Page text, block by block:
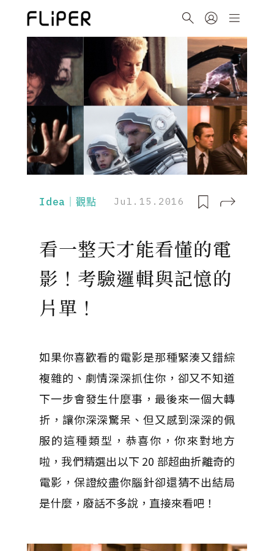
Idea｜觀點 Jul.15.2016
看一整天才能看懂的電
影！考驗邏輯與記憶的
片單！
如果你喜歡看的電影是那種緊湊又錯綜
複雜的、劇情深深抓住你，卻又不知道
下一步會發生什麼事，最後來一個大轉
折，讓你深深驚呆、但又感到深深的佩
服的這種類型，恭喜你，你來對地方
啦，我們精選出以下 20 部超曲折離奇的
電影，保證絞盡你腦針卻還猜不出結局
是什麼，廢話不多說，直接來看吧！